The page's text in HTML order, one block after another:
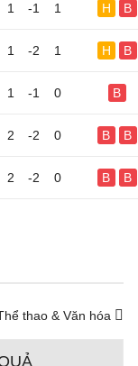
1 -1 1 H B
1 -2 1 H B
1 -1 0 B
2 -2 0 B B
2 -2 0 B B
thao & Văn hóa